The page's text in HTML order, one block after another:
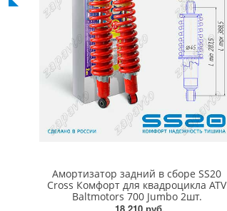
Амортизатор задний в сборе SS20
Cross Комфорт для квадроцикла ATV
Baltmotors 700 Jumbo 2шт.
18 210 руб.